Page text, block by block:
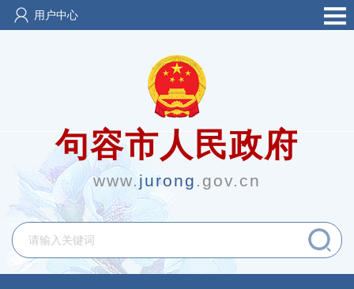
用户中心
句容市人民政府
www.jurong .gov.cn